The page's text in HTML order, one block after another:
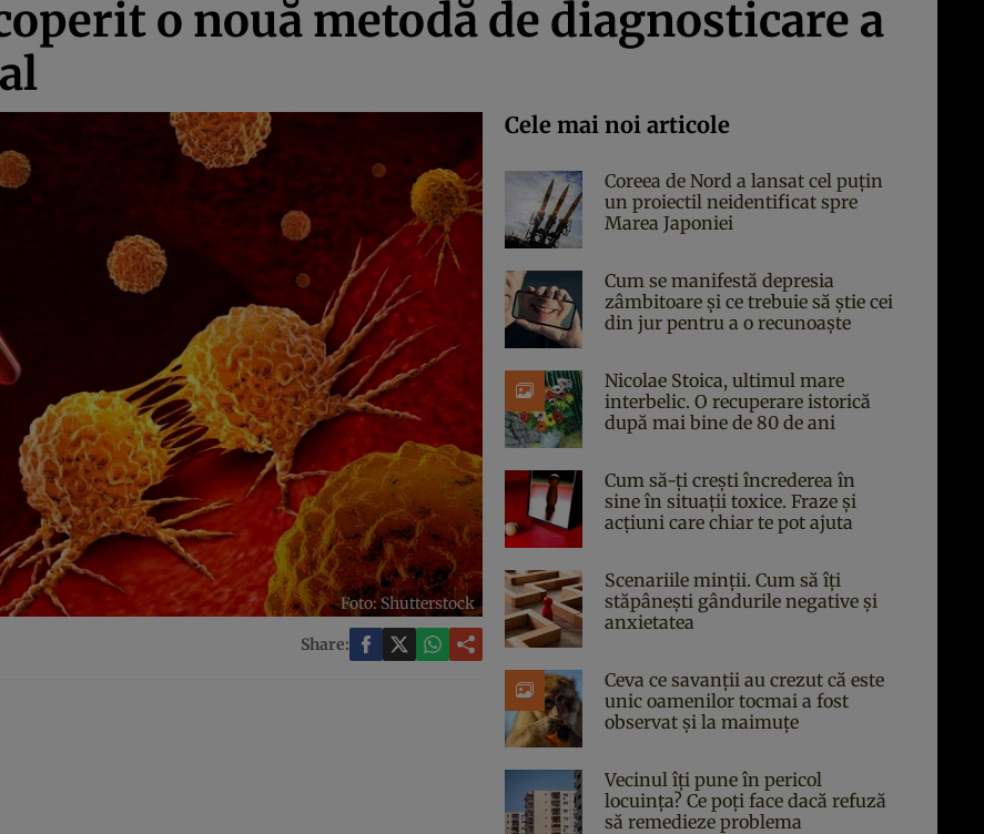
o nouă metodă de diagnosticare a
Foto: Shutterstock
Share:
Cele mai noi articole
Coreea de Nord a lansat cel puțin
un proiectil neidentificat spre
Marea Japoniei
Cum se manifestă depresia
zâmbitoare și ce trebuie să știe cei
din jur pentru a o recunoaște
Nicolae Stoica, ultimul mare
interbelic. O recuperare istorică
după mai bine de 80 de ani
Cum să-ți crești încrederea în
sine în situații toxice. Fraze și
acțiuni care chiar te pot ajuta
Scenariile minții. Cum să îți
stăpânești gândurile negative și
anxietatea
Ceva ce savanții au crezut că este
unic oamenilor tocmai a fost
observat și la maimuțe
Vecinul îți pune în pericol
locuința? Ce poți face dacă refuză
să remedieze problema